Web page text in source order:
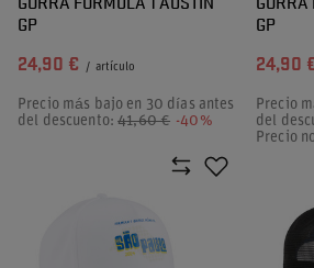
GP
24,90 € / artículo
Precio más bajo en 30 días antes
del descuento:41,60 € -40%
GP
24,90
Precio
del
Precio